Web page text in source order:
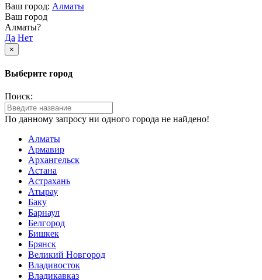
Ваш город: Алматы
Ваш город
Алматы?
Да Нет
×
Выберите город
Поиск:
По данному запросу ни одного города не найдено!
Алматы
Армавир
Архангельск
Астана
Астрахань
Атырау
Баку
Барнаул
Белгород
Бишкек
Брянск
Великий Новгород
Владивосток
Владикавказ